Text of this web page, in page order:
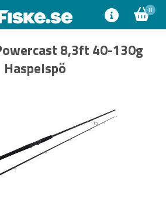
0
8,3ft 40-130g
Haspelspö